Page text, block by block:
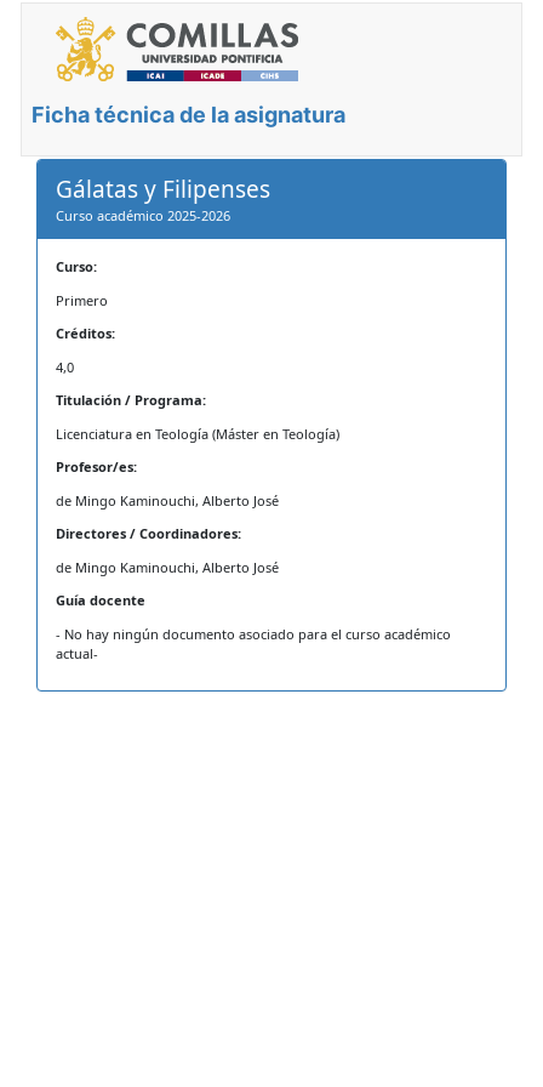
Ficha técnica de la asignatura
Gálatas y Filipenses
Curso académico 2025-2026
Curso:
Primero
Créditos:
4,0
Titulación / Programa:
Licenciatura en Teología (Máster en Teología)
Profesor/es:
de Mingo Kaminouchi, Alberto José
Directores / Coordinadores:
de Mingo Kaminouchi, Alberto José
Guía docente
- No hay ningún documento asociado para el curso académico
actual-